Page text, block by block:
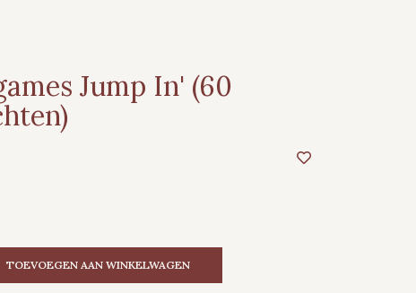
Jump In' (60
TOEVOEGEN AAN WINKELWAGEN